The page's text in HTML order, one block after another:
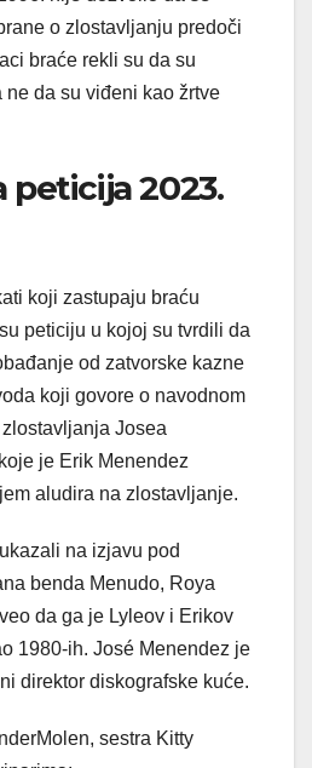
o zlostavljanju predoči
braće rekli su da su
da su viđeni kao žrtve
peticija 2023.
koji zastupaju braću
peticiju u kojoj su tvrdili da
od zatvorske kazne
koji govore o navodnom
Josea
je Erik Menendez
aludira na zlostavljanje.
na izjavu pod
benda Menudo, Roya
da ga je Lyleov i Erikov
1980-ih. José Menendez je
direktor diskografske kuće.
sestra Kitty